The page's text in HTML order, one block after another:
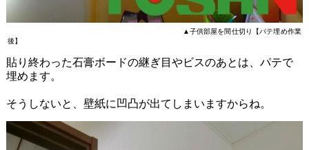
▲子供部屋を間仕切り【パテ埋め作業
後】
貼り終わった石膏ボードの継ぎ目やビスのあとは、パテで
埋めます。
そうしないと、壁紙に凹凸が出てしまいますからね。